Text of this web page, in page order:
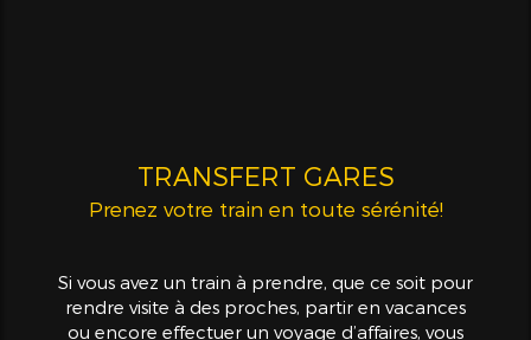
TRANSFERT GARES
Prenez votre train en toute sérénité!
Si vous avez un train à prendre, que ce soit pour
rendre visite à des proches, partir en vacances
ou encore effectuer un voyage d’affaires, vous